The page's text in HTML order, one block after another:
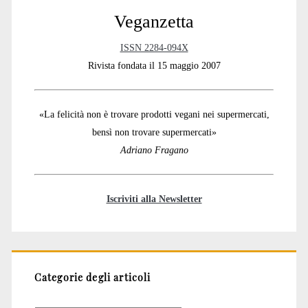
Veganzetta
ISSN 2284-094X
Rivista fondata il 15 maggio 2007
«La felicità non è trovare prodotti vegani nei supermercati,
bensì non trovare supermercati»
Adriano Fragano
Iscriviti alla Newsletter
Categorie degli articoli